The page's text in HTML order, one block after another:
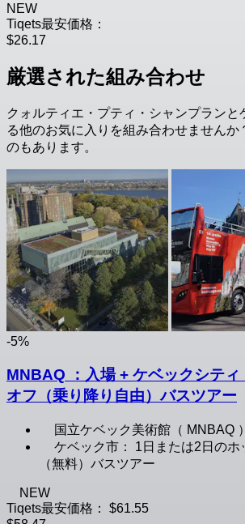
NEW
Tiqets最安価格：
$26.17
厳選された組み合わせ
クォルティエ・プティ・シャンプランと
る他のお気に入りを組み合わせませんか
のもあります。
-5%
MNBAQ ：入場 + ケベックシティ
オフ（乗り降り自由）バスツアー
国立ケベック美術館（ MNBAQ
ケベック市： 1日または2日のホ
（無料）バスツアー
NEW
Tiqets最安価格：
$61.55